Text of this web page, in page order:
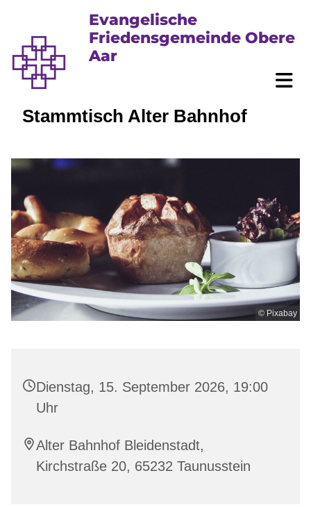
Evangelische
Friedensgemeinde Obere
Aar
Stammtisch Alter Bahnhof
© Pixabay
Dienstag, 15. September 2026, 19:00
Uhr
Alter Bahnhof Bleidenstadt,
Kirchstraße 20, 65232 Taunusstein